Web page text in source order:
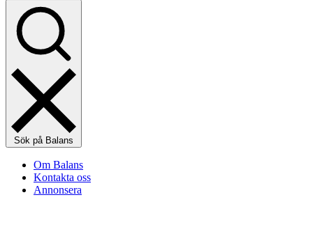
Sök på Balans
Om Balans
Kontakta oss
Annonsera